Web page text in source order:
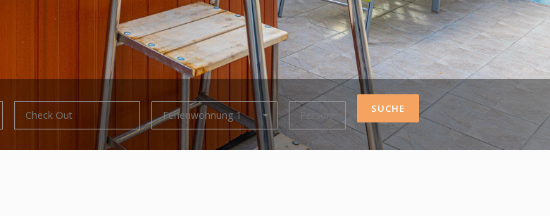
Ferienwohnung 1 Person SUCHE